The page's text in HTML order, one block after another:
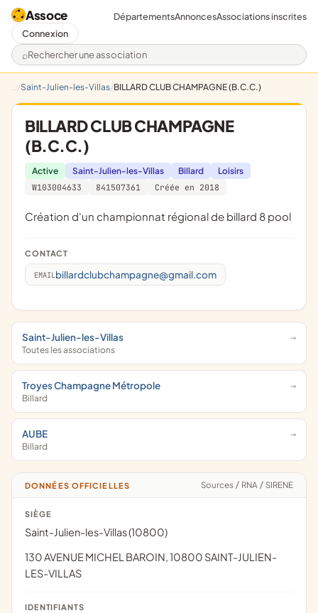
Assoce
Rechercher une association
DépartementsAnnoncesAssociations inscrites
Connexion
Saint-Julien-les-Villas BILLARD CLUB CHAMPAGNE (B.C.C.)
BILLARD CLUB CHAMPAGNE
(B.C.C.)
Active Saint-Julien-les-Villas Billard
Loisirs
W103004633
841507361 Créée en 2018
création d'un championnat régional de billard 8 pool
CONTACT
EMAIL billardclubchampagne@gmail.com
Saint-Julien-les-Villas
Toutes les associations
Troyes Champagne Métropole
Billard
AUBE
Billard
DONNÉES OFFICIELLES Sources / RNA / SIRENE
SIÈGE
Saint-Julien-les-Villas (10800)
130 AVENUE MICHEL BAROIN, 10800 SAINT-JULIEN-
LES-VILLAS
IDENTIFIANTS